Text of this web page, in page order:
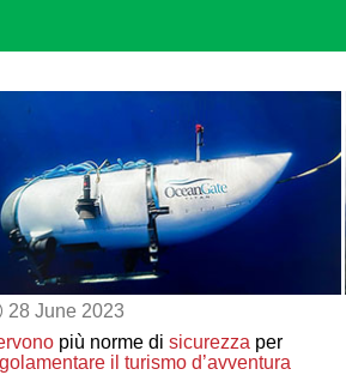
28 June 2023
più norme di sicurezzaper
il turismo d’avventura